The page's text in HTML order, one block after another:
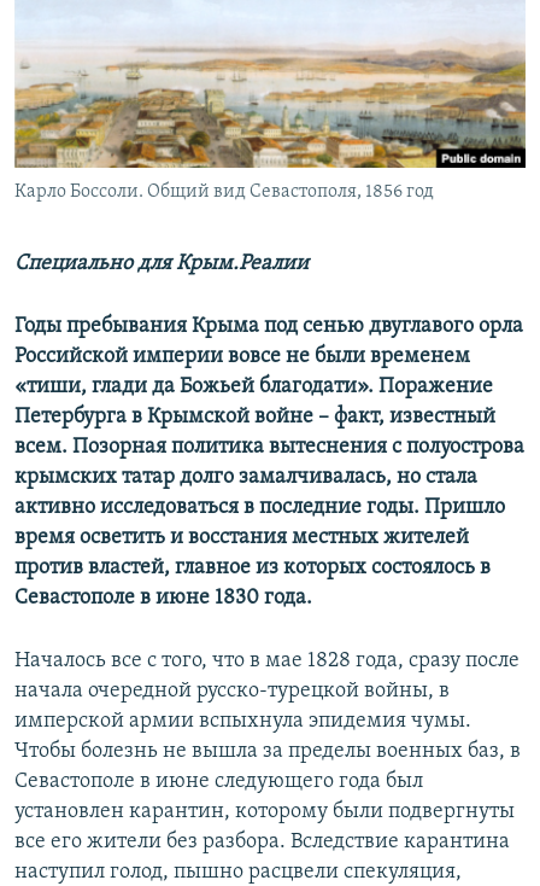
КРЫМ.НЕПОКОРЕННЫЙ
ELIFBE
УКРАИНСКАЯ ПРОБЛЕМА КРЫМА
Все сайты RFE/RL
Карло Боссоли. Общий вид Севастополя, 1856 год
Специально для Крым.Реалии
Годы пребывания Крыма под сенью двуглавого орла
Российской империи вовсе не были временем
«тиши, глади да Божьей благодати». Поражение
Петербурга в Крымской войне – факт, известный
всем. Позорная политика вытеснения с полуострова
крымских татар долго замалчивалась, но стала
активно исследоваться в последние годы. Пришло
время осветить и восстания местных жителей
против властей, главное из которых состоялось в
Севастополе в июне 1830 года.
Началось все с того, что в мае 1828 года, сразу после
начала очередной русско-турецкой войны, в
имперской армии вспыхнула эпидемия чумы.
Чтобы болезнь не вышла за пределы военных баз, в
Севастополе в июне следующего года был
установлен карантин, которому были подвергнуты
все его жители без разбора. Вследствие карантина
наступил голод, пышно расцвели спекуляция,